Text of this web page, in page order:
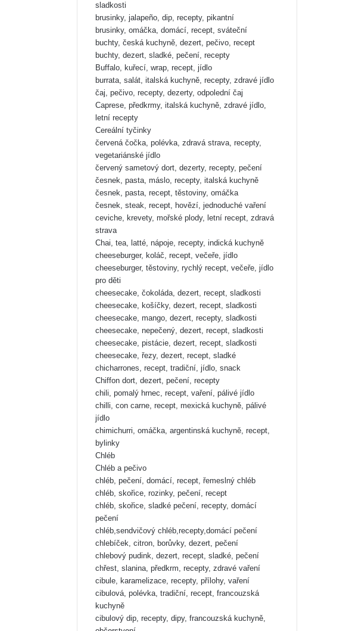
sladkosti
brusinky, jalapeño, dip, recepty, pikantní
brusinky, omáčka, domácí, recept, sváteční
buchty, česká kuchyně, dezert, pečivo, recept
buchty, dezert, sladké, pečení, recepty
Buffalo, kuřecí, wrap, recept, jídlo
burrata, salát, italská kuchyně, recepty, zdravé jídlo
čaj, pečivo, recepty, dezerty, odpolední čaj
Caprese, předkrmy, italská kuchyně, zdravé jídlo,
letní recepty
Cereální tyčinky
červená čočka, polévka, zdravá strava, recepty,
vegetariánské jídlo
červený sametový dort, dezerty, recepty, pečení
česnek, pasta, máslo, recepty, italská kuchyně
česnek, pasta, recept, těstoviny, omáčka
česnek, steak, recept, hovězí, jednoduché vaření
ceviche, krevety, mořské plody, letní recept, zdravá
strava
Chai, tea, latté, nápoje, recepty, indická kuchyně
cheeseburger, koláč, recept, večeře, jídlo
cheeseburger, těstoviny, rychlý recept, večeře, jídlo
pro děti
cheesecake, čokoláda, dezert, recept, sladkosti
cheesecake, košíčky, dezert, recept, sladkosti
cheesecake, mango, dezert, recepty, sladkosti
cheesecake, nepečený, dezert, recept, sladkosti
cheesecake, pistácie, dezert, recept, sladkosti
cheesecake, řezy, dezert, recept, sladké
chicharrones, recept, tradiční, jídlo, snack
Chiffon dort, dezert, pečení, recepty
chili, pomalý hrnec, recept, vaření, pálivé jídlo
chilli, con carne, recept, mexická kuchyně, pálivé
jídlo
chimichurri, omáčka, argentinská kuchyně, recept,
bylinky
Chléb
Chléb a pečivo
chléb, pečení, domácí, recept, řemeslný chléb
chléb, skořice, rozinky, pečení, recept
chléb, skořice, sladké pečení, recepty, domácí
pečení
chléb,sendvičový chléb,recepty,domácí pečení
chlebíček, citron, borůvky, dezert, pečení
chlebový pudink, dezert, recept, sladké, pečení
chřest, slanina, předkrm, recepty, zdravé vaření
cibule, karamelizace, recepty, přílohy, vaření
cibulová, polévka, tradiční, recept, francouzská
kuchyně
cibulový dip, recepty, dipy, francouzská kuchyně,